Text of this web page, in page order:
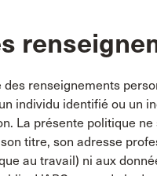
des renseignements
individu identifié ou un
La présente politique
titre, son adresse
au travail) ni aux